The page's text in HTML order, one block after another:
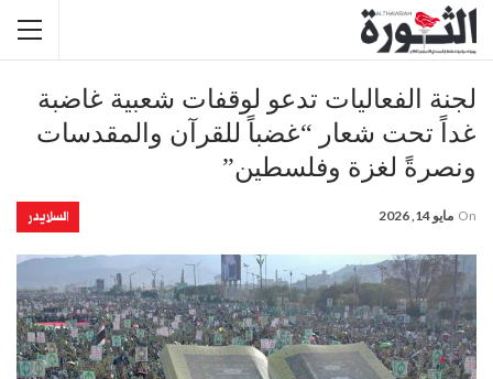
لجنة الفعاليات تدعو لوقفات شعبية غاضبة
غداً تحت شعار “غضباً للقرآن والمقدسات
ونصرةً لغزة وفلسطين”
السلايدر On مايو 14, 2026